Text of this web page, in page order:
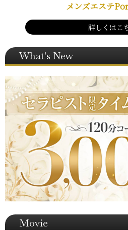
メンズエステ
詳しくはこ
What's New
Movie